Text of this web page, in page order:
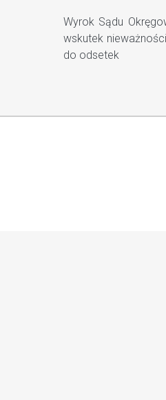
Wyrok Sądu
wskutek
do odsetek